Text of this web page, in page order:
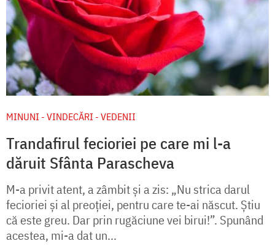
MINUNI - VINDECĂRI - VEDENII
Trandafirul fecioriei pe care mi l-a
dăruit Sfânta Parascheva
M-a privit atent, a zâmbit şi a zis: „Nu strica darul
fecioriei şi al preoţiei, pentru care te-ai născut. Știu
că este greu. Dar prin rugăciune vei birui!”. Spunând
acestea, mi-a dat un...